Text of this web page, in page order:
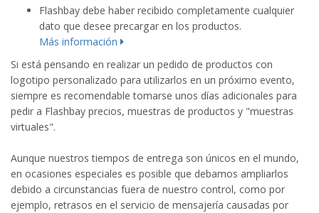
Flashbay debe haber recibido completamente cualquier
dato que desee precargar en los productos.
Más información
Si está pensando en realizar un pedido de productos con
logotipo personalizado para utilizarlos en un próximo evento,
siempre es recomendable tomarse unos días adicionales para
pedir a Flashbay precios, muestras de productos y "muestras
virtuales".
Aunque nuestros tiempos de entrega son únicos en el mundo,
en ocasiones especiales es posible que debamos ampliarlos
debido a circunstancias fuera de nuestro control, como por
ejemplo, retrasos en el servicio de mensajería causadas por